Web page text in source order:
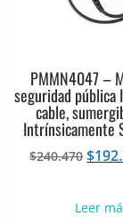
PMMN4047 –
seguridad pública
cable,
Intrínsicamente
$240.470El
era:
$
Leer